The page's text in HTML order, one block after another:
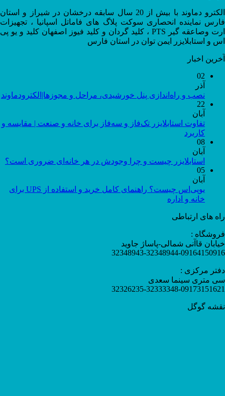
الکترو دماوند با بیش از 20 سال سابقه درخشان در شیراز و استان
فارس نماینده انحصاری سوکت پلاگ های فاماتل اسپانیا ، تجهیزات
ارت وصاعقه گیر PTS ، کلید گردان و کلید فیوز اصفهان کلید و یو پی
اس و استابلایزر ایمن توان در استان فارس
آخرین اخبار
02
آذر
نصب و راه‌اندازی پنل خورشیدی، مراحل و مجوزها|الکترودماوند
22
آبان
تفاوت استابلایزر تک‌فاز و سه‌فاز برای خانه و صنعت | مقایسه و
کاربرد
08
آبان
استابلایزر چیست و چرا وجودش در هر خانه‌ای ضروری است؟
05
آبان
یوپی‌اس چیست؟ راهنمای کامل خرید و استفاده از UPS برای
خانه و اداره
راه های ارتباطی
فروشگاه :
خیابان قاآنی شمالی-پاساژ جاوید
32348943-32348944-09164150916
دفتر مرکزی :
سی متری سینما سعدی
32326235-32333348-09173151621
نقشه گوگل